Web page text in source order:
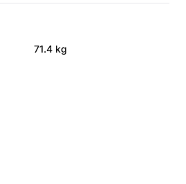
71.4 kg